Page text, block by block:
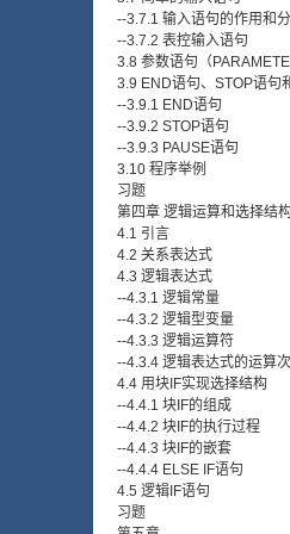
--3.7.1 输入语句的作用和
--3.7.2 表控输入语句
3.8 参数语句（
3.9 END语句、STOP语句
--3.9.1 END语句
--3.9.2 STOP语句
--3.9.3 PAUSE语句
3.10 程序举例
习题
第四章 逻辑运算和选择结
4.1 引言
4.2 关系表达式
4.3 逻辑表达式
--4.3.1 逻辑常量
--4.3.2 逻辑型变量
--4.3.3 逻辑运算符
--4.3.4 逻辑表达式的运算
4.4 用块IF实现选择结构
--4.4.1 块IF的组成
--4.4.2 块IF的执行过程
--4.4.3 块IF的嵌套
--4.4.4 ELSE IF语句
4.5 逻辑IF语句
习题